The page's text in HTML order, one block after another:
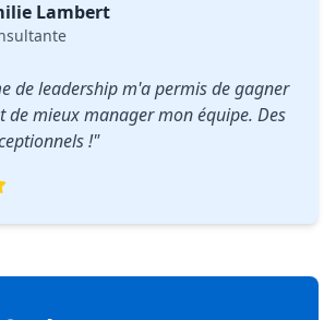
Lambert
de leadership m'a permis de gagner
de mieux manager mon équipe. Des
!"